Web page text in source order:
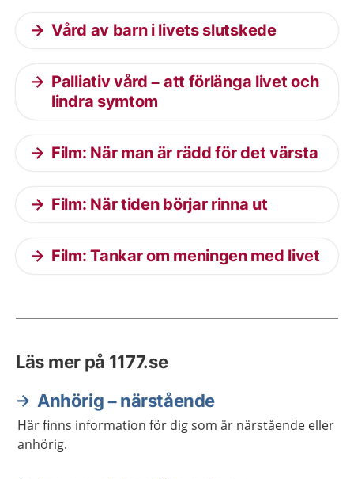
Vård av barn i livets slutskede
Palliativ vård – att förlänga livet och
lindra symtom
Film: När man är rädd för det värsta
Film: När tiden börjar rinna ut
Film: Tankar om meningen med livet
Läs mer på 1177.se
Anhörig – närstående
Här finns information för dig som är närstående eller
anhörig.